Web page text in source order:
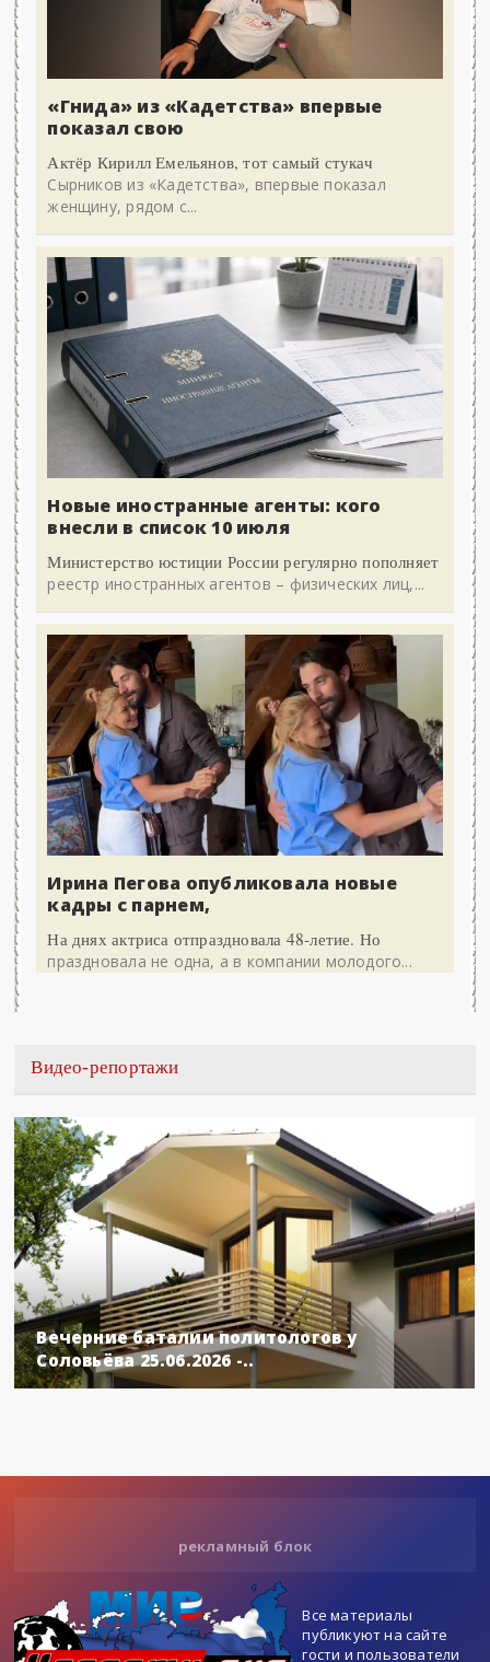
«Гнида» из «Кадетства» впервые
показал свою
Актёр Кирилл Емельянов, тот самый стукач
Сырников из «Кадетства», впервые показал
женщину, рядом с...
Новые иностранные агенты: кого
внесли в список 10 июля
Министерство юстиции России регулярно пополняет
реестр иностранных агентов – физических лиц,...
Ирина Пегова опубликовала новые
кадры с парнем,
На днях актриса отпраздновала 48-летие. Но
праздновала не одна, а в компании молодого...
Видео-репортажи
Вечерние баталии политологов у
Соловьёва 25.06.2026 -..
рекламный блок
Все материалы
публикуют на сайте
гости и пользователи